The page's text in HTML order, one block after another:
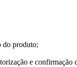
do produto;
e confirmação